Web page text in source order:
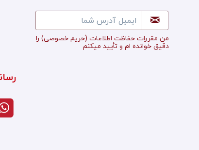
من مقررات حفاظت اطلاعات (حریم خصوصی) را
دقیق خوانده ام و تأييد میکنم